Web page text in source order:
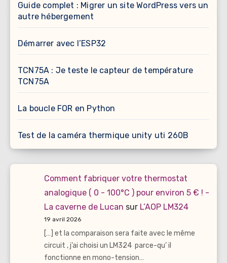
Guide complet : Migrer un site WordPress vers un
autre hébergement
Démarrer avec l’ESP32
TCN75A : Je teste le capteur de température
TCN75A
La boucle FOR en Python
Test de la caméra thermique unity uti 260B
Comment fabriquer votre thermostat
analogique ( 0 - 100°C ) pour environ 5 € ! -
La caverne de Lucan sur L’AOP LM324
19 avril 2026
[…] et la comparaison sera faite avec le même
circuit , j’ai choisi un LM324 parce-qu’ il
fonctionne en mono-tension…